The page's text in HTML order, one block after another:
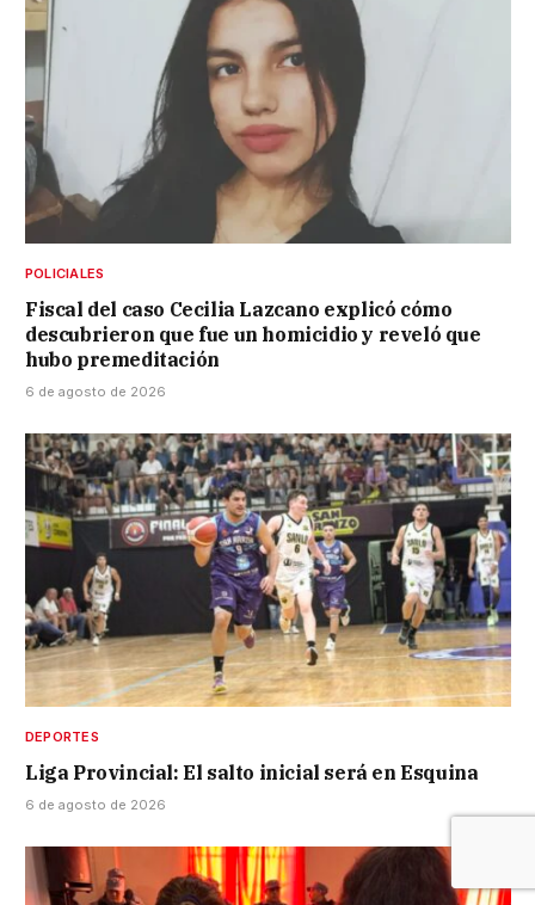
POLICIALES
Fiscal del caso Cecilia Lazcano explicó cómo
descubrieron que fue un homicidio y reveló que
hubo premeditación
6 de agosto de 2026
DEPORTES
Liga Provincial: El salto inicial será en Esquina
6 de agosto de 2026